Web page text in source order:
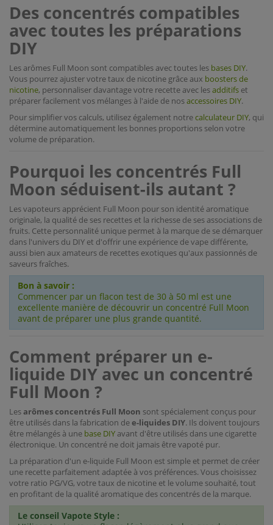
Des concentrés compatibles
avec toutes les préparations
DIY
Les arômes Full Moon sont compatibles avec toutes les bases DIY.
Vous pourrez ajuster votre taux de nicotine grâce aux boosters de
nicotine, personnaliser davantage votre recette avec lesadditifs et
préparer facilement vos mélanges à l'aide de nosaccessoires DIY.
Pour simplifier vos calculs, utilisez également notrecalculateur DIY, qui
détermine automatiquement les bonnes proportions selon votre
volume de préparation.
Pourquoi les concentrés Full
Moon séduisent-ils autant ?
Les vapoteurs apprécient Full Moon pour son identité aromatique
originale, la qualité de ses recettes et la richesse de ses associations de
fruits. Cette personnalité unique permet à la marque de se démarquer
dans l'univers du DIY et d'offrir une expérience de vape différente,
aussi bien aux amateurs de recettes exotiques qu'aux passionnés de
saveurs fraîches.
Bon à savoir :
Commencer par un flacon test de 30 à 50 ml est une
excellente manière de découvrir un concentré Full Moon
avant de préparer une plus grande quantité.
Comment préparer un e-
liquide DIY avec un concentré
Full Moon ?
Lesarômes concentrés Full Moon sont spécialement conçus pour
être utilisés dans la fabrication dee-liquides DIY. Ils doivent toujours
être mélangés à une base DIY avant d'être utilisés dans une cigarette
électronique. Un concentré ne doit jamais être vapoté pur.
La préparation d'un e-liquide Full Moon est simple et permet de créer
une recette parfaitement adaptée à vos préférences. Vous choisissez
votre ratio PG/VG, votre taux de nicotine et le volume souhaité, tout
en profitant de la qualité aromatique des concentrés de la marque.
Le conseil Vapote Style :